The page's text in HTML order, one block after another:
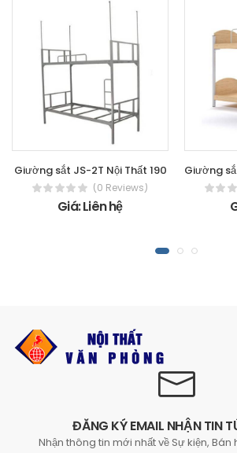
Giường sắt JS-2T Nội Thất 190
(0 Reviews)
Giá: Liên hệ
ĐĂNG KÝ EMAIL NHẬN TIN
Nhận thông tin mới nhất về Sự kiện,